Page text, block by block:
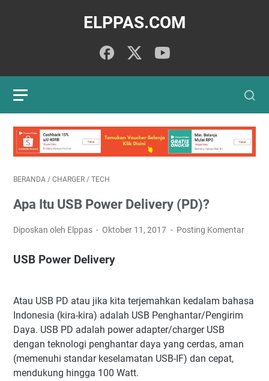
ELPPAS.COM
BERANDA / CHARGER / TECH
Apa Itu USB Power Delivery (PD)?
Diposkan oleh Elppas Oktober 11, 2017 Posting Komentar
USB Power Delivery
Atau USB PD atau jika kita terjemahkan kedalam bahasa
Indonesia (kira-kira) adalah USB Penghantar/Pengirim
Daya. USB PD adalah power adapter/charger USB
dengan teknologi penghantar daya yang cerdas, aman
(memenuhi standar keselamatan USB-IF) dan cepat,
mendukung hingga 100 Watt.